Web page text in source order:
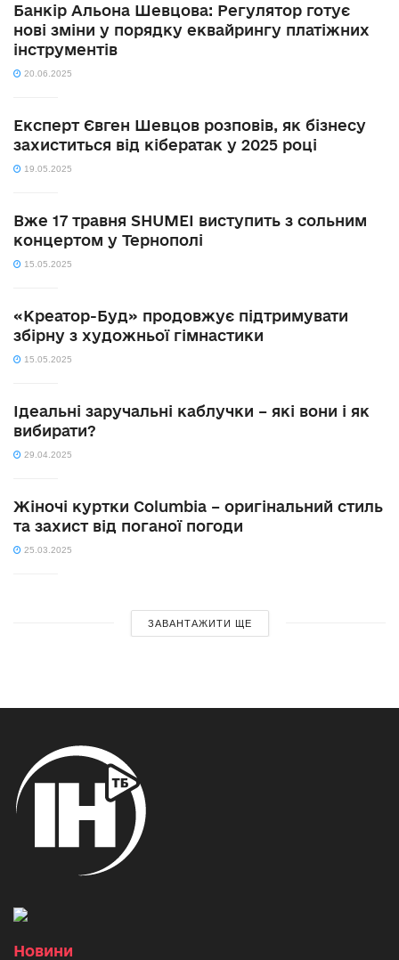
Банкір Альона Шевцова: Регулятор готує
нові зміни у порядку еквайрингу платіжних
інструментів
20.06.2025
Експерт Євген Шевцов розповів, як бізнесу
захиститься від кібератак у 2025 році
19.05.2025
Вже 17 травня SHUMEI виступить з сольним
концертом у Тернополі
15.05.2025
«Креатор-Буд» продовжує підтримувати
збірну з художньої гімнастики
15.05.2025
Ідеальні заручальні каблучки – які вони і як
вибирати?
29.04.2025
Жіночі куртки Columbia – оригінальний стиль
та захист від поганої погоди
25.03.2025
ЗАВАНТАЖИТИ ЩЕ
Новини